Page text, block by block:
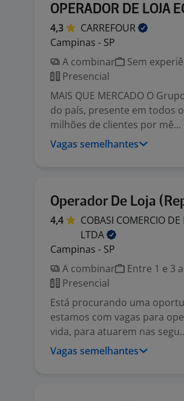
OPERADOR DE LOJA
4,3
CARREFOUR
Campinas - SP
A combinar
Sem
Presencial
MAIS QUE MERCADO O
do país, presente em todos
milhões de clientes por mê...
Vagas semelhantes
Operador De Loja
4,4
COBASI COMERCIO
LTDA
Campinas - SP
A combinar
Entre 1 e 3
Presencial
Está procurando uma
estamos com vagas para
vida, para atuarem nas
Vagas semelhantes